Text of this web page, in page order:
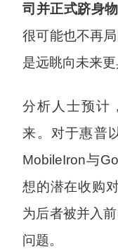
司并正式跻身
很可能也不再
是远眺向未来
分析人士预计
来。对于惠普
MobileIron与
想的潜在收购
为后者被并入
问题。